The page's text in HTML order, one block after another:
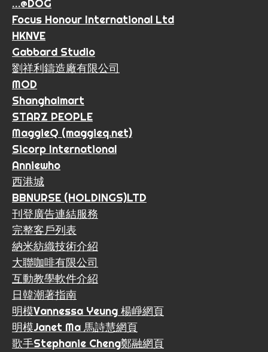
…@DOG
Focus Honour International Ltd
HKNVE
Gabbard Studio
劉祥利鑄造廠有限公司
MOD
Shanghaimart
STARZ PEOPLE
MaggieQ (maggieq.net)
Sicorp International
Anniewho
西港城
BBNURSE (HOLDINGS)LTD
刊登廣告連結服務
完整客戶列表
納米紡織技術介紹
大聯咖啡有限公司
互動教學軟件介紹
日韓潮著指南
明模Vannessa Yeung 楊崢網頁
明模Janet Ma 馬詩慧網頁
歌手Stephanie Cheng鄭融網頁